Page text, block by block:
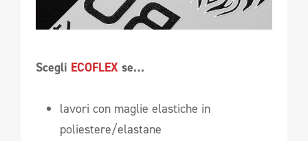
Scegli ECOFLEX se…
lavori con maglie elastiche in
poliestere/elastane